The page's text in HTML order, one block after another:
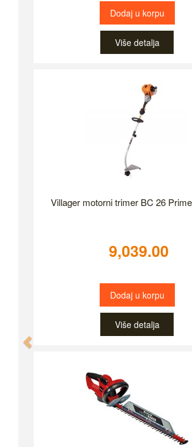
Dodaj u korpu
Više detalja
Villager motorni trimer BC 26
9,039.00
Dodaj u korpu
Više detalja